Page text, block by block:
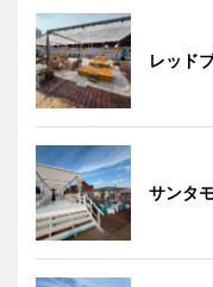
レッド
サンタ